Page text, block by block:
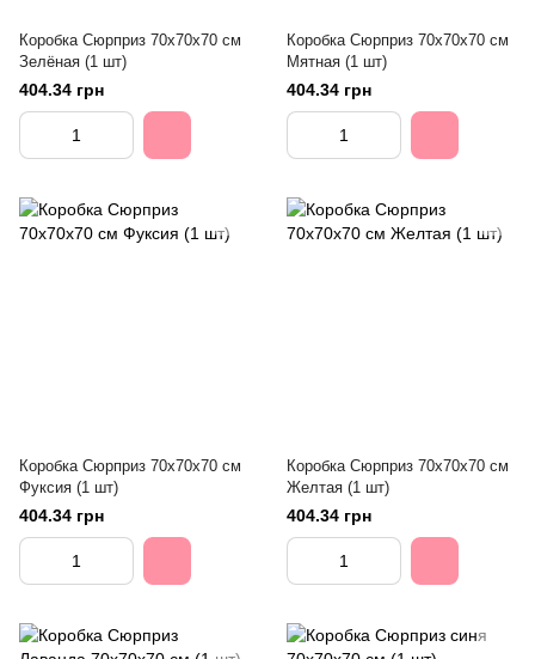
Коробка Сюрприз 70х70х70 см
Зелёная (1 шт)
404.34 грн
Коробка Сюрприз 70х70х70 см
Мятная (1 шт)
404.34 грн
Коробка Сюрприз 70х70х70 см
Фуксия (1 шт)
404.34 грн
Коробка Сюрприз 70х70х70 см
Желтая (1 шт)
404.34 грн